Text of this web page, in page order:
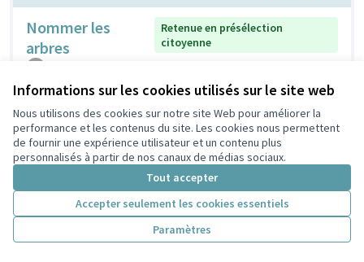
Informations sur les cookies utilisés sur le site web
Nous utilisons des cookies sur notre site Web pour améliorer la
performance et les contenus du site. Les cookies nous permettent
de fournir une expérience utilisateur et un contenu plus
personnalisés à partir de nos canaux de médias sociaux.
Tout accepter
Accepter seulement les cookies essentiels
Paramètres
Nommer les
arbres
Retenue en présélection
citoyenne
Nichoirs pour
Non retenue en présélection